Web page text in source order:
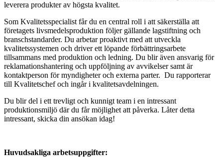
leverera produkter av högsta kvalitet.
Som Kvalitetsspecialist får du en central roll i att säkerställa att
företagets livsmedelsproduktion följer gällande lagstiftning och
branschstandarder. Du arbetar proaktivt med att utveckla
kvalitetssystemen och driver ett löpande förbättringsarbete
tillsammans med produktion och ledning. Du blir även ansvarig för
reklamationshantering och uppföljning av avvikelser samt är
kontaktperson för myndigheter och externa parter. Du rapporterar
till Kvalitetschef och ingår i kvalitetsavdelningen.
Du blir del i ett trevligt och kunnigt team i en intressant
produktionsmiljö där du får möjlighet att påverka. Låter detta
intressant, skicka din ansökan idag!
Huvudsakliga arbetsuppgifter: